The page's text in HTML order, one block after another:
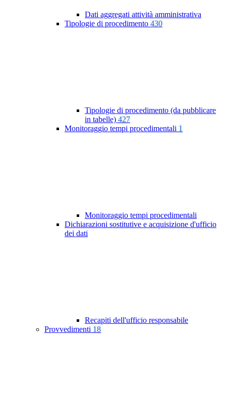
Dati aggregati attività amministrativa
Tipologie di procedimento 430
Tipologie di procedimento (da pubblicare
in tabelle) 427
Monitoraggio tempi procedimentali 1
Monitoraggio tempi procedimentali
Dichiarazioni sostitutive e acquisizione d'ufficio
dei dati
Recapiti dell'ufficio responsabile
Provvedimenti 18